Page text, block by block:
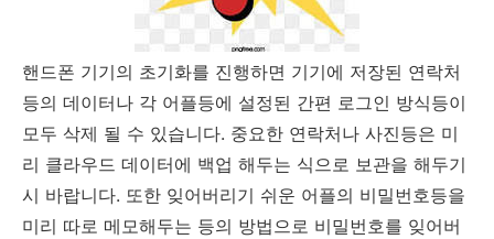
핸드폰 기기의 초기화를 진행하면 기기에 저장된 연락처
등의 데이터나 각 어플등에 설정된 간편 로그인 방식등이
모두 삭제 될 수 있습니다. 중요한 연락처나 사진등은 미
리 클라우드 데이터에 백업 해두는 식으로 보관을 해두기
시 바랍니다. 또한 잊어버리기 쉬운 어플의 비밀번호등을
미리 따로 메모해두는 등의 방법으로 비밀번호를 잊어버